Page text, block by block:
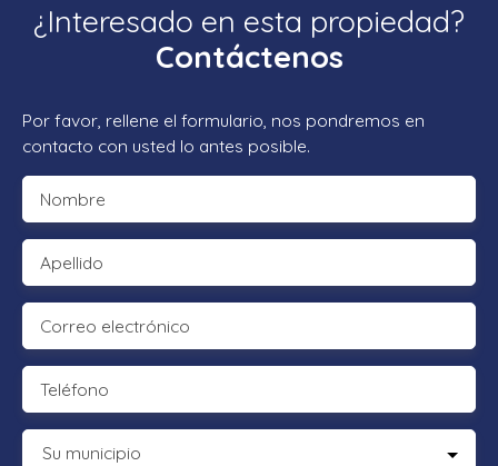
¿Interesado en esta propiedad?
Contáctenos
Por favor, rellene el formulario, nos pondremos en
contacto con usted lo antes posible.
Nombre
Apellido
Correo electrónico
Teléfono
Su municipio